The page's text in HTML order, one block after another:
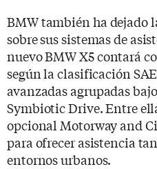
BMW también ha dejado
sobre sus sistemas de
nuevo BMW X5 contará
según la clasificación
avanzadas agrupadas
Symbiotic Drive. Entre
opcional Motorway and
para ofrecer asistencia
entornos urbanos.